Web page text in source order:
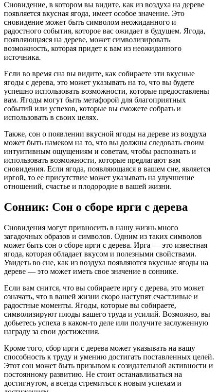
Сновидение, в котором вы видите, как из воздуха на дереве
появляется вкусная ягода, имеет особое значение. Это
сновидение может быть символом неожиданного и
радостного события, которое вас ожидает в будущем. Ягода,
появляющаяся на дереве, может символизировать
возможность, которая придет к вам из неожиданного
источника.
Если во время сна вы видите, как собираете эти вкусные
ягоды с дерева, это может указывать на то, что вы будете
успешно использовать возможности, которые предоставлены
вам. Ягоды могут быть метафорой для благоприятных
событий или успехов, которые вы сможете собрать и
использовать в своих целях.
Также, сон о появлении вкусной ягоды на дереве из воздуха
может быть намеком на то, что вы должны следовать своим
интуитивным ощущениям и советам, чтобы распознать и
использовать возможности, которые предлагают вам
сновидения. Если ягода, появляющаяся в вашем сне, является
иргой, то ее присутствие может указывать на улучшение
отношений, счастье и плодородие в вашей жизни.
Сонник: Сон о сборе ирги с дерева
Сновидения могут привносить в нашу жизнь много
загадочных образов и символов. Одним из таких символов
может быть сон о сборе ирги с дерева. Ирга — это известная
ягода, которая обладает вкусом и полезными свойствами.
Увидеть во сне, как из воздуха появляются вкусные ягоды на
дереве — это может иметь свое значение в соннике.
Если вам снится, что вы собираете иргу с дерева, это может
означать, что в вашей жизни скоро наступят счастливые и
радостные моменты. Ягоды, которые вы собираете,
символизируют плоды вашего труда и усилий. Возможно, вы
добьетесь успеха в каком-то деле или получите заслуженную
награду за свои достижения.
Кроме того, сбор ирги с дерева может указывать на вашу
способность к труду и умению достигать поставленных целей.
Этот сон может быть призывом к созидательной активности и
постоянному развитию. Не стоит останавливаться на
достигнутом, а всегда стремиться к новым успехам и